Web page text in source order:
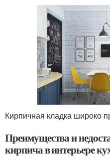
Кирпичная кладка широко
Преимущества и
кирпича в интерьере